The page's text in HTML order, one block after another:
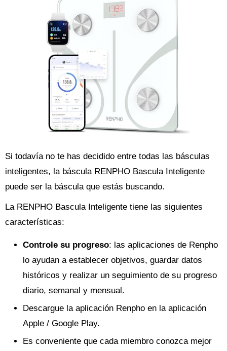
Si todavía no te has decidido entre todas las básculas
inteligentes, la báscula RENPHO Bascula Inteligente
puede ser la báscula que estás buscando.
La RENPHO Bascula Inteligente tiene las siguientes
características:
Controle su progreso: las aplicaciones de Renpho
lo ayudan a establecer objetivos, guardar datos
históricos y realizar un seguimiento de su progreso
diario, semanal y mensual.
Descargue la aplicación Renpho en la aplicación
Apple / Google Play.
Es conveniente que cada miembro conozca mejor